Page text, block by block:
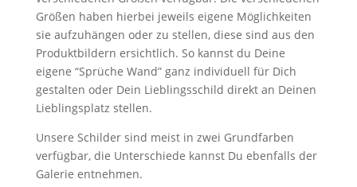
Größen haben hierbei jeweils eigene Möglichkeiten
sie aufzuhängen oder zu stellen, diese sind aus den
Produktbildern ersichtlich. So kannst du Deine
eigene “Sprüche Wand” ganz individuell für Dich
gestalten oder Dein Lieblingsschild direkt an Deinen
Lieblingsplatz stellen.
Unsere Schilder sind meist in zwei Grundfarben
verfügbar, die Unterschiede kannst Du ebenfalls der
Galerie entnehmen.